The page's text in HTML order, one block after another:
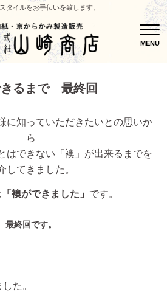
タイルをお手伝いを致します。
MENU
るまで 最終回
に知っていただきたいとの思いか
ら
はできない「襖」が出来るまでを
してきました。
「襖ができました」 です。
最終回です。
た。